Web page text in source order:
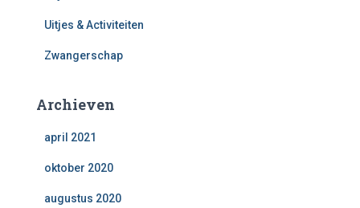
Uitjes & Activiteiten
Zwangerschap
Archieven
april 2021
oktober 2020
augustus 2020